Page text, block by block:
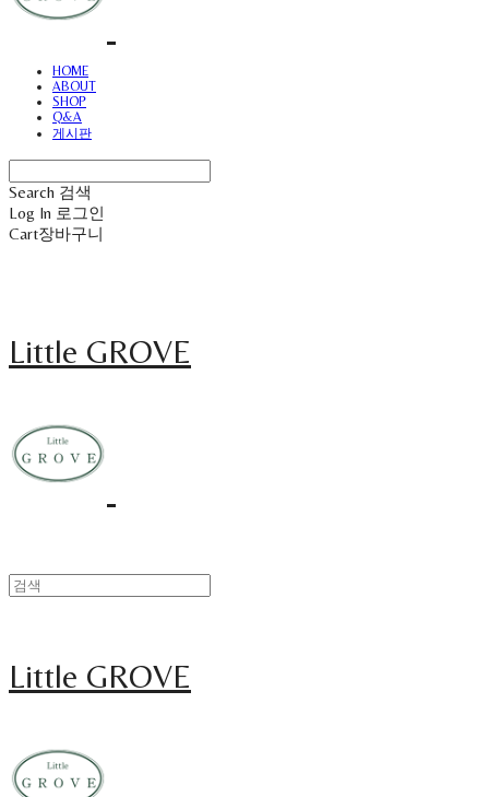
HOME
ABOUT
SHOP
Q&A
게시판
Search 검색
Log In 로그인
Cart장바구니
Little GROVE
Little GROVE